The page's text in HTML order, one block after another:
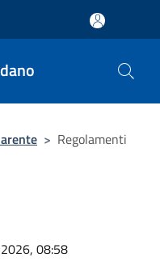
> Regolamenti
08:58